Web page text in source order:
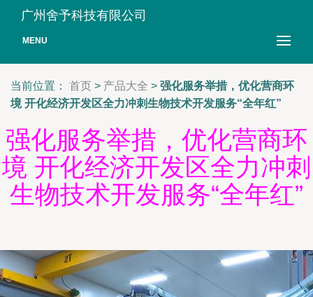
广州舍予科技有限公司
MENU
当前位置： 首页 > 产品大全 > 强化服务举措，优化营商环
境 开化经济开发区全力冲刺生物技术开发服务“全年红”
强化服务举措，优化营商环
境 开化经济开发区全力冲刺
生物技术开发服务“全年红”